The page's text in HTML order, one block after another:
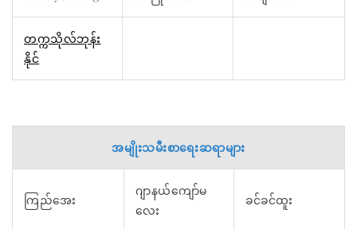
တက္ကသိုလ်ဘုန်း
နိုင်
အမျိုးသမီးစာရေးဆရာများ
ကြည်အေး
ဂျာနယ်ကျော်မ
လေး
ခင်ခင်ထူး